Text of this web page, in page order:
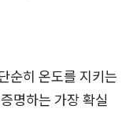
순히 온도를 지키는
명하는 가장 확실